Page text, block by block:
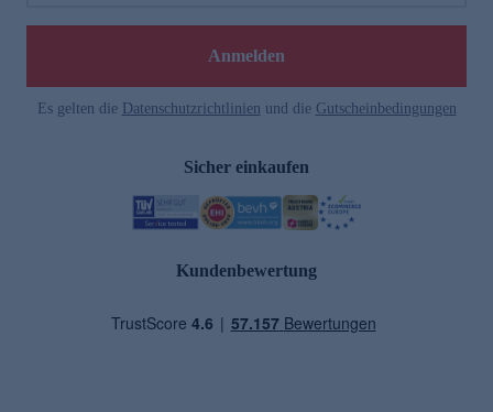
Anmelden
Es gelten die Datenschutzrichtlinien und die Gutscheinbedingungen
Sicher einkaufen
Kundenbewertung